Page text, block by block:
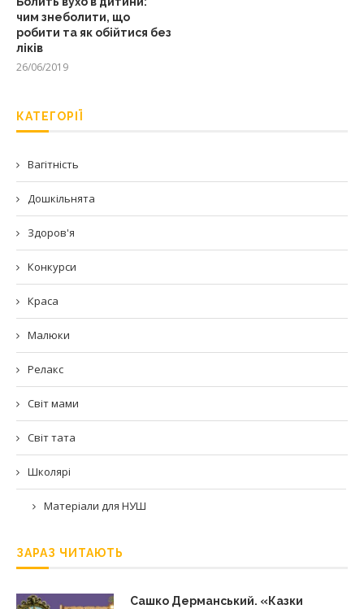
чим знеболити, що
робити та як обійтися без
ліків
26/06/2019
КАТЕГОРІЇ
Вагітність
Дошкільнята
Здоров'я
Конкурси
Краса
Малюки
Релакс
Світ мами
Світ тата
Школярі
Матеріали для НУШ
ЗАРАЗ ЧИТАЮТЬ
Сашко Дерманський. «Казки